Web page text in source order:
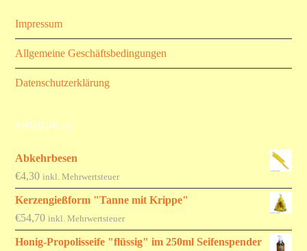
Impressum
Allgemeine Geschäftsbedingungen
Datenschutzerklärung
PRODUKTE
Abkehrbesen
€4,30 inkl. Mehrwertsteuer
Kerzengießform "Tanne mit Krippe"
€54,70 inkl. Mehrwertsteuer
Honig-Propolisseife "flüssig" im 250ml Seifenspender